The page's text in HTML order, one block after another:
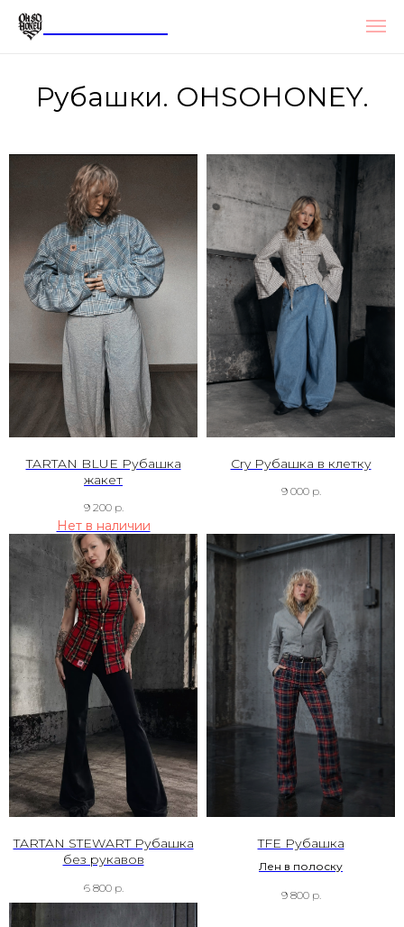
Рубашки. OHSOHONEY.
TARTAN BLUE Рубашка
жакет
9 200 р.
Нет в наличии
Cry Рубашка в клетку
9 000 р.
TARTAN STEWART Рубашка
без рукавов
6 800 р.
TFE Рубашка
Лен в полоску
9 800 р.